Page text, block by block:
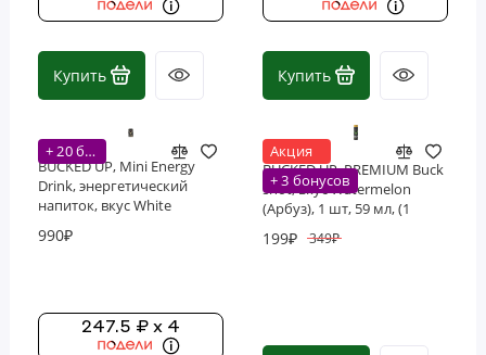
Купить Купить
+ 20 бонусов
BUCKED UP, Mini Energy
Drink, энергетический
напиток, вкус White
(Мармеладный олень с
990₽
247.5 ₽ x 4
Акция
+ 3 бонусов
BUCKED UP, PREMIUM Buck
shot, вкус Watermelon
(Арбуз), 1 шт, 59 мл, (1
199₽ 349₽